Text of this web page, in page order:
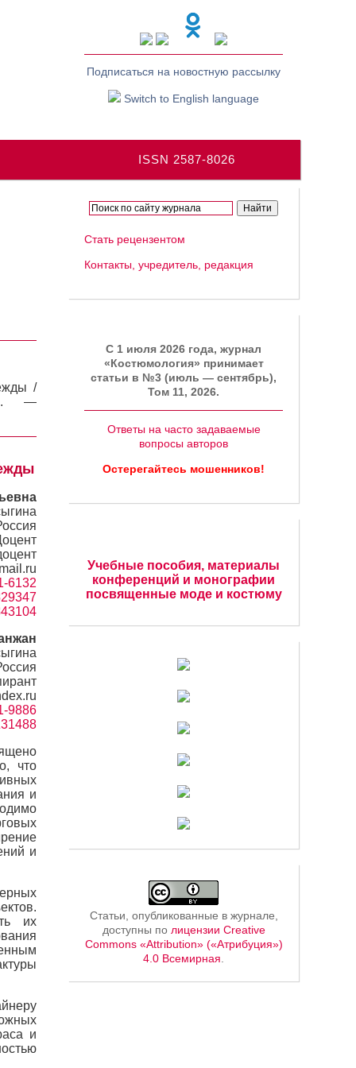
Подписаться на новостную рассылку
Switch to English language
ISSN 2587-8026
/
—
6132
9886
что
и
и
их
и
Стать рецензентом
Контакты, учредитель, редакция
C 1 июля 2026 года, журнал
«Костюмология» принимает
статьи в №3 (июль — сентябрь),
Том 11, 2026.
Ответы на часто задаваемые
вопросы авторов
Остерегайтесь мошенников!
Учебные пособия, материалы
конференций и монографии
посвященные моде и костюму
Статьи, опубликованные в журнале,
доступны по лицензии Creative
Commons «Attribution» («Атрибуция»)
4.0 Всемирная